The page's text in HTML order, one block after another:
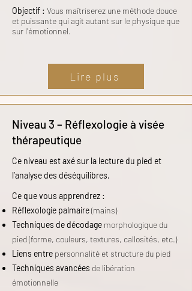
Objectif : Vous maîtriserez une méthode douce
et puissante qui agit autant sur le physique que
sur l’émotionnel.
Lire plus
Niveau 3 – Réflexologie à visée
thérapeutique
Ce niveau est axé sur la lecture du pied et
l’analyse des déséquilibres.
Ce que vous apprendrez :
Réflexologie palmaire(mains)
Techniques de décodage morphologique du
pied (forme, couleurs, textures, callosités, etc.)
Liens entre personnalité et structure du pied
Techniques avancées de libération
émotionnelle